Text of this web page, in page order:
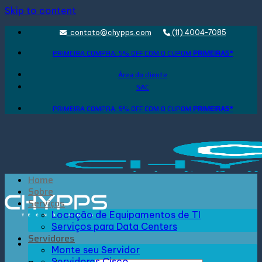
Skip to content
contato@chypps.com (11) 4004-7085
PRIMEIRA COMPRA: 5% OFF COM O CUPOM PRIMEIRA5*
Área do cliente
SAC
PRIMEIRA COMPRA: 5% OFF COM O CUPOM PRIMEIRA5*
Home
Sobre
Serviços
Locação de Equipamentos de TI
Serviços para Data Centers
Servidores
Monte seu Servidor